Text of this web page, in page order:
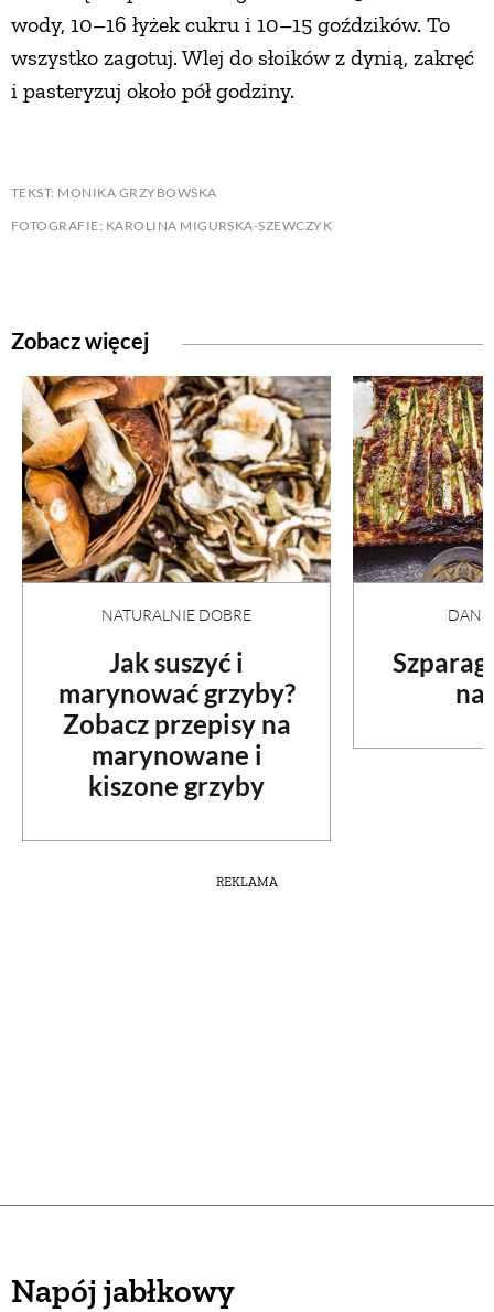
wody, 10–16 łyżek cukru i 10–15 goździków. To
wszystko zagotuj. Wlej do słoików z dynią, zakręć
i pasteryzuj około pół godziny.
TEKST: MONIKA GRZYBOWSKA
FOTOGRAFIE: KAROLINA MIGURSKA-SZEWCZYK
Zobacz więcej
NATURALNIE DOBRE
Jak suszyć i
marynować grzyby?
Zobacz przepisy na
marynowane i
kiszone grzyby
na
REKLAMA
Napój jabłkowy